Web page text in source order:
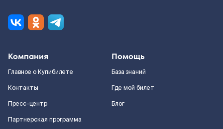
Компания
Главное о Купибилете
Контакты
Пресс-центр
Партнерская программа
Помощь
База знаний
Где мой билет
Блог